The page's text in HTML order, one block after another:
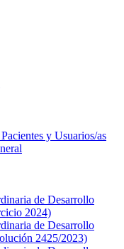
y Usuarios/as
de Desarrollo
2024)
de Desarrollo
2425/2023)